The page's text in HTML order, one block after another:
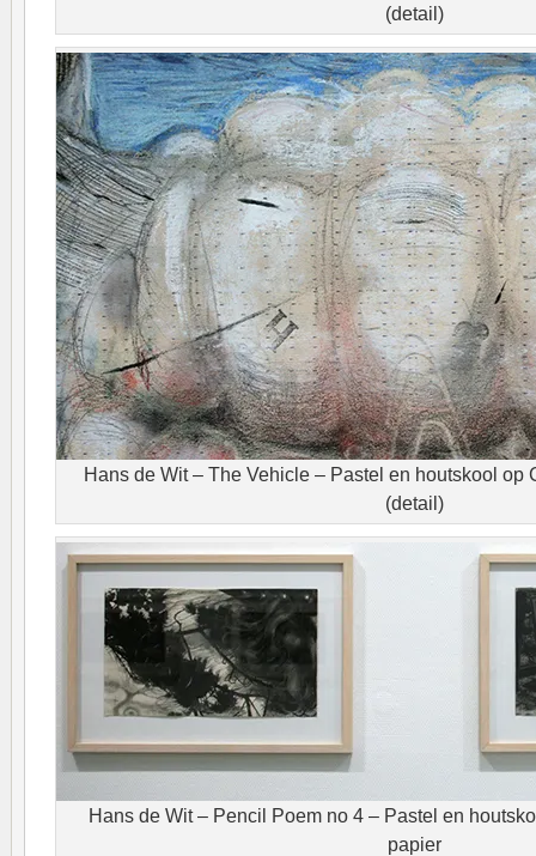
(detail)
Hans de Wit – The Vehicle – Pastel en houtskool op
(detail)
Hans de Wit – Pencil Poem no 4 – Pastel en
papier